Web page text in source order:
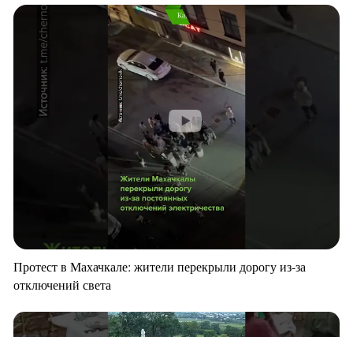
Протест в Махачкале: жители перекрыли дорогу из-за
отключений света